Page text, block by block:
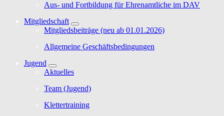
Aus- und Fortbildung für Ehrenamtliche im DAV
Mitgliedschaft
Mitgliedsbeiträge (neu ab 01.01.2026)
Allgemeine Geschäftsbedingungen
Jugend
Aktuelles
Team (Jugend)
Klettertraining